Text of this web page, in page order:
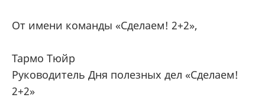
От имени команды «Сделаем! 2+2»,
Taрмо Тюйр
Руководитель Дня полезных дел «Сделаем!
2+2»